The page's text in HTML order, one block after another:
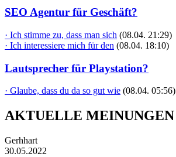
SEO Agentur für Geschäft?
· Ich stimme zu, dass man sich (08.04. 21:29)
· Ich interessiere mich für den (08.04. 18:10)
Lautsprecher für Playstation?
· Glaube, dass du da so gut wie (08.04. 05:56)
AKTUELLE MEINUNGEN
Gerhhart
30.05.2022